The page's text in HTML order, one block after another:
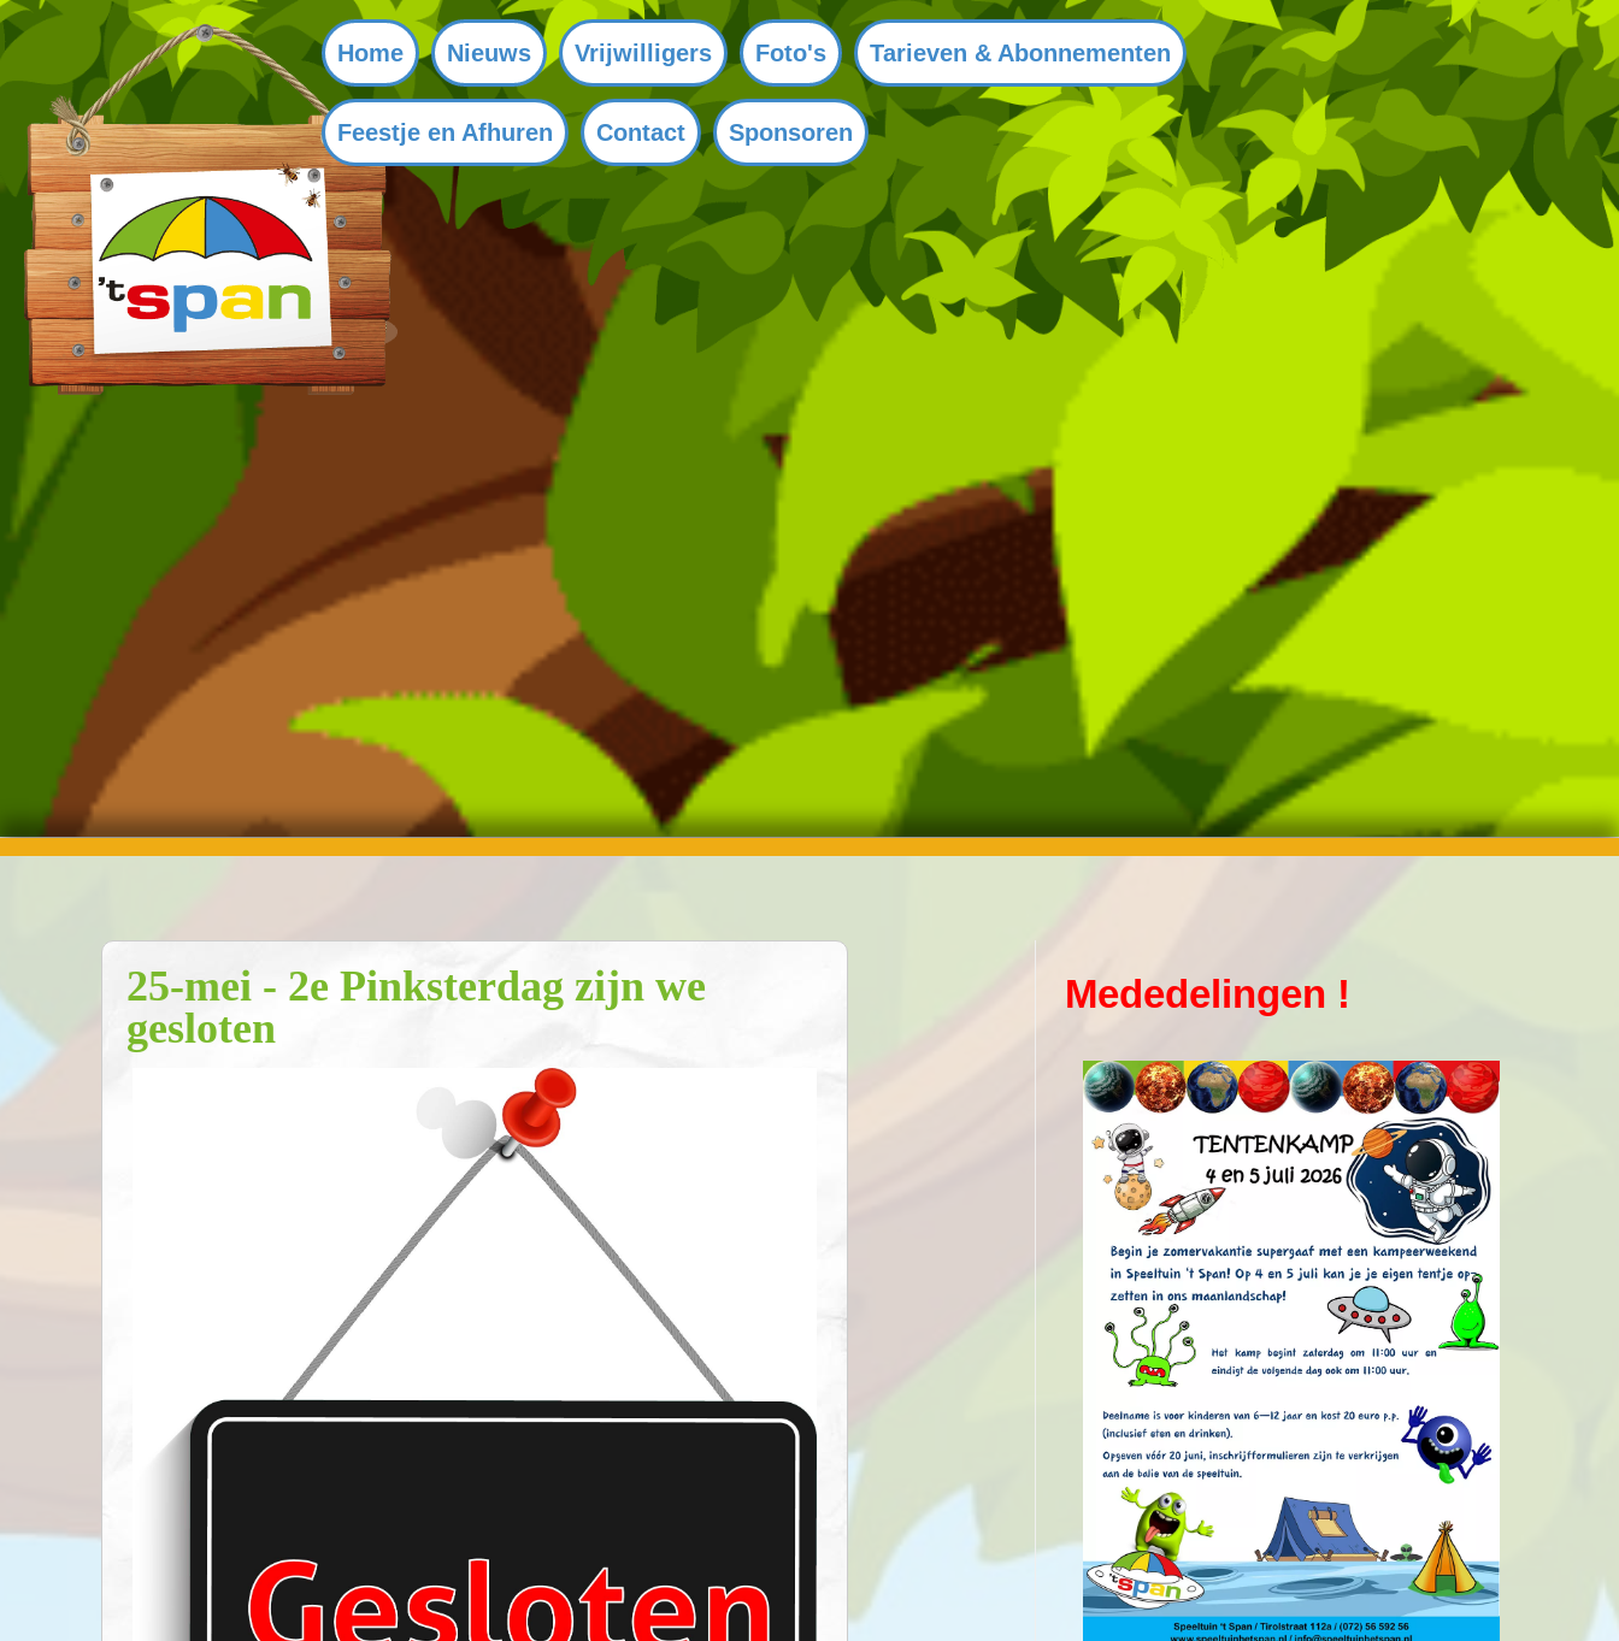
Home Nieuws Vrijwilligers Foto's Tarieven & Abonnementen
Feestje en Afhuren Contact Sponsoren
25-mei - 2e Pinksterdag zijn we
gesloten
Mededelingen !